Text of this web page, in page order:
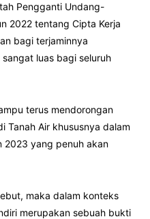
Pengganti Undang-
2022 tentang Cipta Kerja
bagi terjaminnya
luas bagi seluruh
terus mendorongan
Tanah Air khususnya dalam
2023 yang penuh akan
maka dalam konteks
merupakan sebuah bukti